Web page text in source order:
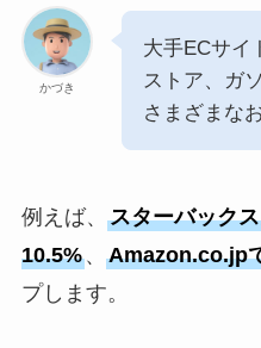
かづき
大手ECサイ
ストア、ガ
さまざまな
例えば、 スターバック
10.5%、 Amazon.co.jp
プします。